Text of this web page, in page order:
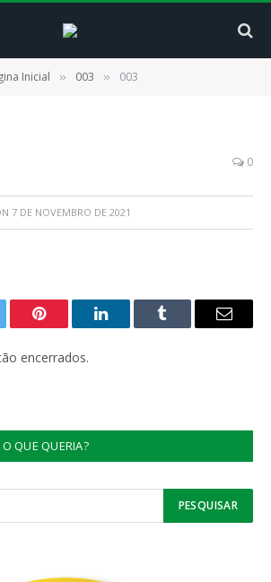
Inicial » 003 » 003
0
7 DE NOVEMBRO DE 2021
Pinterest LinkedInTumblr
E-
encerrados.
QUE QUERIA?